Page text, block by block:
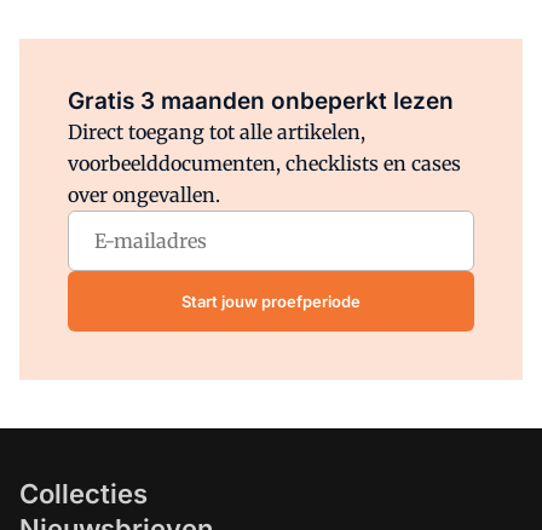
Gratis 3 maanden onbeperkt lezen
Direct toegang tot alle artikelen,
voorbeelddocumenten, checklists en cases
over ongevallen.
Start jouw proefperiode
Collecties